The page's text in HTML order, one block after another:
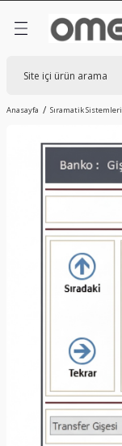
Anasayfa Sıramatik Sistemleri